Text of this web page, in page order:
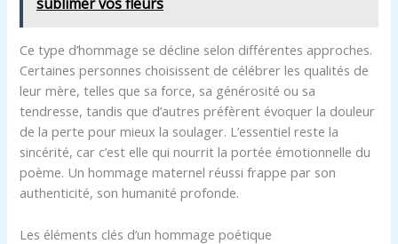
Ce type d’hommage se décline selon différentes approches.
Certaines personnes choisissent de célébrer les qualités de
leur mère, telles que sa force, sa générosité ou sa
tendresse, tandis que d’autres préfèrent évoquer la douleur
de la perte pour mieux la soulager. L’essentiel reste la
sincérité, car c’est elle qui nourrit la portée émotionnelle du
poème. Un hommage maternel réussi frappe par son
authenticité, son humanité profonde.
Les éléments clés d’un hommage poétique